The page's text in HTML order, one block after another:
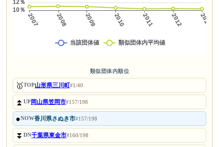
類似団体内順位
🥇TOP山形県三川町#1/40
⏫UP岡山県笠岡市#157/198
●NOW香川県さぬき市#157/198
⏬DN千葉県東金市#160/198